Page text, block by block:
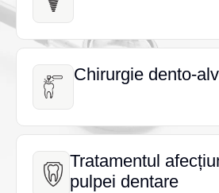
Chirurgie dento-
Chirurgie dento-
Tratamentul
pulpei dentare
Tratamentul
pulpei dentare